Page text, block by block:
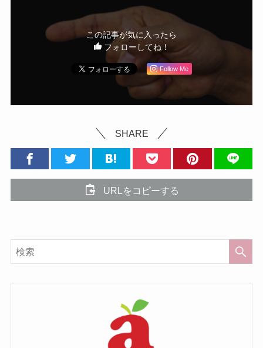
この記事が気に入ったら
フォローしてね！
Follow Me
SHARE
URLをコピーする